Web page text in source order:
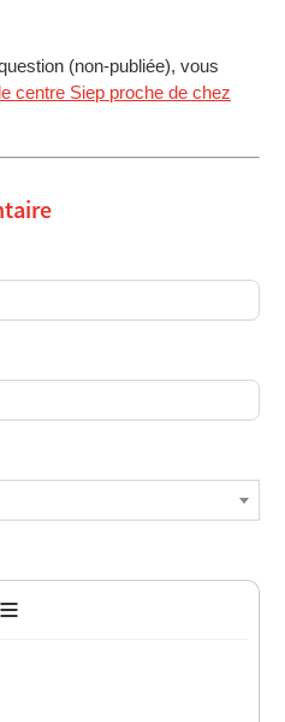
(non-publiée), vous
centre Siep proche de chez